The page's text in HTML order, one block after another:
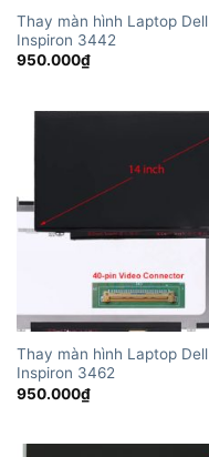
Thay màn hình Laptop Dell
Inspiron 3442
950.000₫
Thay màn hình Laptop Dell
Inspiron 3462
950.000₫